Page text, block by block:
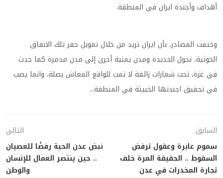
أهداف وأجندة ايران في المنطقة.
وختمت المصادر، بأن ايران تريد من خلال تمويل حفر تلك الانفاق
الحوثية، تحول الحديدة ومدن يمنية أخرى إلى مدن مدمرة كما حدث
في غزة، تحت شعارات زائفة لا تمت للواقع المعاش بصلة، وانما يصب
في تحقيق اجندتها الخبيثة في المنطقة...
السابق
سموم عابرة وعقول ترفض
السقوط .. الحقيقة المرة خلف
تجارة المخدرات في عدن
التالي
نبض عدن الحية رفضًا للعصيان
.. حين ينتصر العمال للإنسان
والوطن